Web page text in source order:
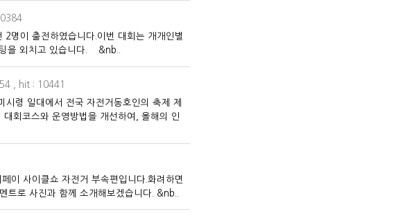
명이 출전하였습니다.이번 대회는 개개인별
을 외치고 있습니다. &nb..
, hit : 10441
령 일대에서 전국 자전거동호인의 축제 제
회코스와 운영방법을 개선하여, 올해의 인
사이클쇼 자전거 부속편입니다.화려하면
트로 사진과 함께 소개해보겠습니다. &nb..